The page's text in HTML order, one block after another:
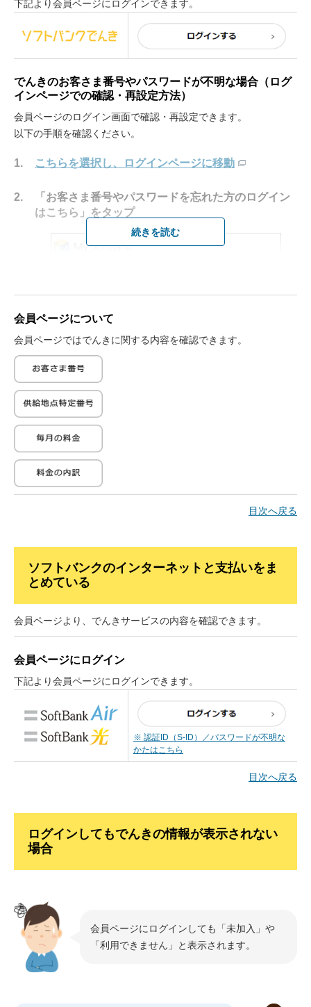
ます。
下記より会員ページにログインできます。
でんきのお客さま番号やパスワードが不明な場合（ログ
インページでの確認・再設定方法）
会員ページのログイン画面で確認・再設定できます。
以下の手順を確認ください。
こちらを選択し、ログインページに移動
「お客さま番号やパスワードを忘れた方のログイン
はこちら」をタップ
お客さま情報を入力し「次へ」をタップ
続きを読む
会員ページについて
会員ページではでんきに関する内容を確認できます。
目次へ戻る
ソフトバンクのインターネットと支払いをま
とめている
会員ページより、でんきサービスの内容を確認できます。
会員ページにログイン
下記より会員ページにログインできます。
※ 認証ID（S-ID）／パスワードが不明な
かたはこちら
目次へ戻る
ログインしてもでんきの情報が表示されない
場合
会員ページにログインしても「未加入」や
「利用できません」と表示されます。